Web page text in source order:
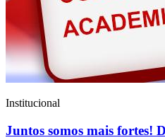
Institucional
Juntos somos mais fortes!